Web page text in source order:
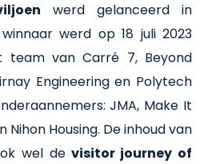
werd gelanceerd in
werd op 18 juli 2023
team van Carré 7, Beyond
Engineering en Polytech
JMA, Make It
Nihon Housing. De inhoud van
wel devisitor journey of